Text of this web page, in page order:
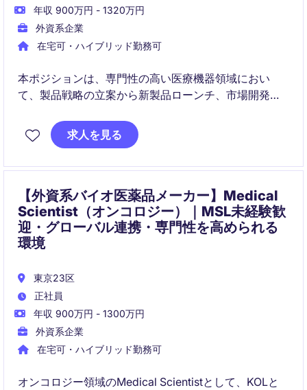
年収 900万円 - 1320万円
外資系企業
在宅可・ハイブリッド勤務可
本ポジションは、専門性の高い医療機器領域におい
て、製品戦略の立案から新製品ローンチ、市場開発ま
KOL、社内外の多様なステークホルダーと連携しなが
ら、日本市場における事業成長を推進していただきま
求人を見る
【外資系バイオ医薬品メーカー】Medical
Scientist（オンコロジー）｜MSL未経験歓
迎・グローバル連携・専門性を高められる
環境
東京23区
正社員
年収 900万円 - 1300万円
外資系企業
在宅可・ハイブリッド勤務可
オンコロジー領域のMedical Scientistとして、KOLと